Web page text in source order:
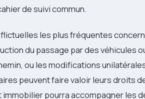
de suivi commun.
les plus fréquentes
du passage par des véhicules
ou les modifications
peuvent faire valoir leurs droits
pourra accompagner les